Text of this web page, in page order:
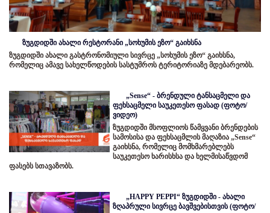
ზუგდიდში ახალი რესტორანი „სოხუმის ეზო“ გაიხსნა
ზუგდიდში ახალი გასტრონომიული სივრცე „სოხუმის ეზო“ გაიხსნა,
რომელიც ამავე სახელწოდების სასტუმროს ტერიტორიაზე მდებარეობს.
„Sense“ - ბრენდული ტანსაცმელი და
ფეხსაცმელი საუკეთესო ფასად (ფოტო/
ვიდეო)
ზუგდიდში მსოფლიოს წამყვანი ბრენდების
სამოსისა და ფეხსაცმლის მაღაზია „Sense“
გაიხსნა, რომელიც მომხმარებლებს
საუკეთესო ხარისხსა და ხელმისაწვდომ
ფასებს სთავაზობს.
„HAPPY PEPPI“ ზუგდიდში - ახალი
ზღაპრული სივრცე ბავშვებისთვის (ფოტო/